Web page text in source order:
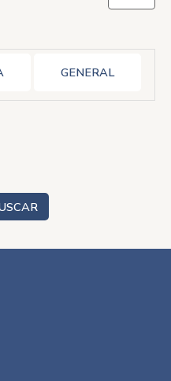
GENERAL